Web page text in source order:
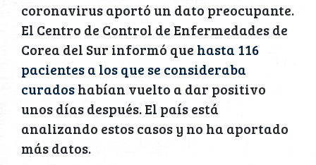
coronavirus aportó un dato preocupante.
El Centro de Control de Enfermedades de
Corea del Sur informó que hasta 116
pacientes a los que se consideraba
curadoshabían vuelto a dar positivo
unos días después. El país está
analizando estos casos y no ha aportado
más datos.